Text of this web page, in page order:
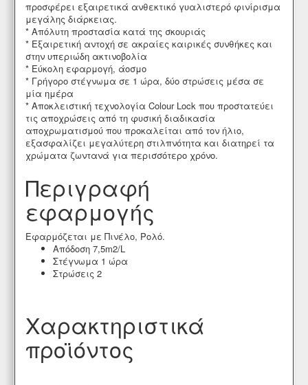
προσφέρει εξαιρετικά ανθεκτικό γυαλιστερό φινίρισμα
μεγάλης διάρκειας.
* Απόλυτη προστασία κατά της σκουριάς
* Εξαιρετική αντοχή σε ακραίες καιρικές συνθήκες και
στην υπεριώδη ακτινοβολία
* Εύκολη εφαρμογή, άοσμο
* Γρήγορο στέγνωμα σε 1 ώρα, δύο στρώσεις μέσα σε
μία ημέρα
* Αποκλειστική τεχνολογία Colour Lock που προστατεύει
τις αποχρώσεις από τη φυσική διαδικασία
αποχρωματισμού που προκαλείται από τον ήλιο,
εξασφαλίζει μεγαλύτερη στιλπνότητα και διατηρεί τα
χρώματα ζωντανά για περισσότερο χρόνο.
Περιγραφή
εφαρμογής
Εφαρμόζεται με Πινέλο, Ρολό.
Απόδοση 7,5m2/L
Στέγνωμα 1 ώρα
Στρώσεις 2
Χαρακτηριστικά
προϊόντος